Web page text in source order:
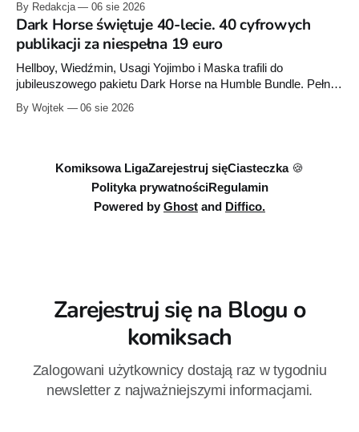
oraz „Dziewiąty Jedi: Dziecko nadziei" z serii „Gwiezdne
wojny: Wizje”. Wszystkie osiem odcinków jest już dostępnych
w Disney+.
By Redakcja 06 sie 2026
Dark Horse świętuje 40-lecie. 40 cyfrowych
publikacji za niespełna 19 euro
Hellboy, Wiedźmin, Usagi Yojimbo i Maska trafili do
jubileuszowego pakietu Dark Horse na Humble Bundle. Pełny
euro. Oferta kończy się 13 sierpnia.
By Wojtek 06 sie 2026
Komiksowa LigaZarejestruj sięCiasteczka 🍪
Polityka prywatnościRegulamin
Powered by Ghost and Diffico.
Zarejestruj się na Blogu o
komiksach
Zalogowani użytkownicy dostają raz w tygodniu
newsletter z najważniejszymi informacjami.